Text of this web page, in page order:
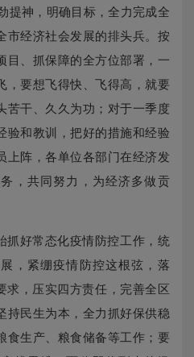
提神，明确目标，全力完成全
市经济社会发展的排头兵。按
目、抓保障的全方位部署，一
，要想飞得快、飞得高，就要
苦干、久久为功；对于一季度
验和教训，把好的措施和经验
上阵，各单位各部门在经济发
，共同努力，为经济多做贡
抓好常态化疫情防控工作，统
，紧绷疫情防控这根弦，落
求，压实四方责任，完善全区
持民生为本，全力抓好保供稳
食生产、粮食储备等工作；要